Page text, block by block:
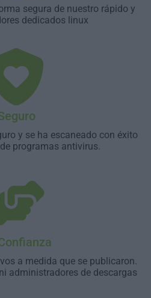
segura de nuestro rápido y
dedicados linux
y se ha escaneado con éxito
programas antivirus.
a medida que se publicaron.
administradores de descargas